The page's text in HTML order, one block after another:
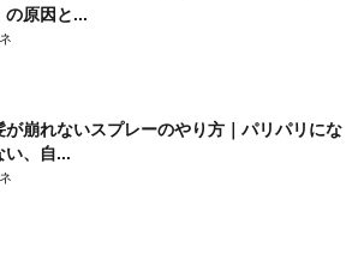
の原因と...
が崩れないスプレーのやり方｜パリパリにな
い、自...